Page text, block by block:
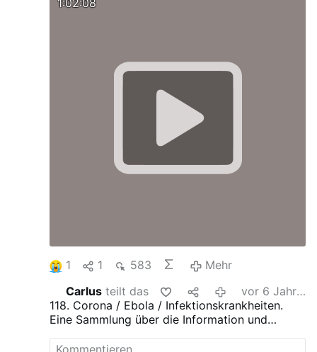
1 1 583
Mehr
Carlusteilt das
vor 6 Jahren
118. Corona / Ebola / Infektionskrankheiten.
Eine Sammlung über die Information und